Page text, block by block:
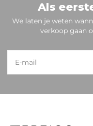
Als
We laten je weten
verkoop gaan